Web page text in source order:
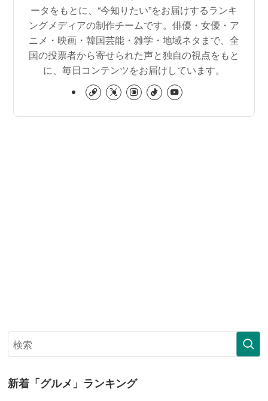
ータをもとに、“今知りたい”をお届けするランキ
ングメディアの制作チームです。俳優・女優・ア
ニメ・映画・韓国芸能・雑学・地域ネタまで、全
国の投票者から寄せられた声と独自の視点をもと
に、毎日コンテンツをお届けしています。
新着「グルメ」ランキング